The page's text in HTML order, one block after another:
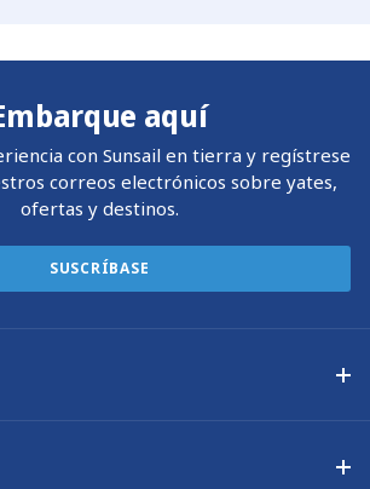
aquí
con Sunsail en tierra y regístrese
correos electrónicos sobre yates,
ofertas y destinos.
SUSCRÍBASE